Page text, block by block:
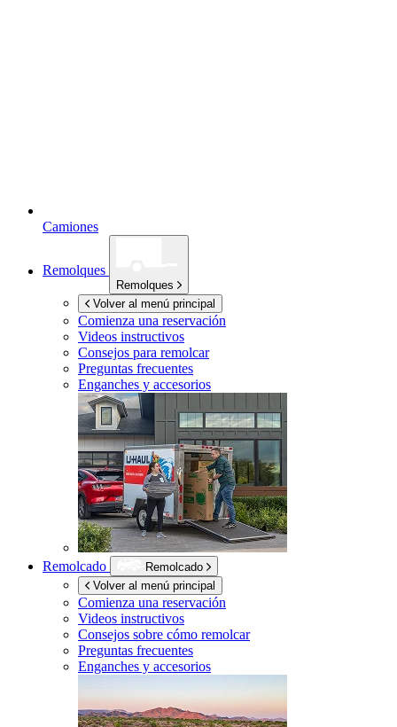
Camiones
Remolques
Remolques
Volver al menú principal
Comienza una reservación
Videos instructivos
Consejos para remolcar
Preguntas frecuentes
Enganches y accesorios
Remolcado
Remolcado
Volver al menú principal
Comienza una reservación
Videos instructivos
Consejos sobre cómo remolcar
Preguntas frecuentes
Enganches y accesorios